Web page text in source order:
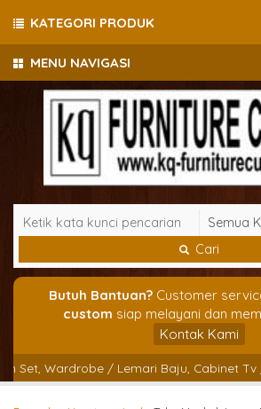
MENU NAVIGASI
Cari
Butuh Bantuan?Customer
custom siap melayani dan
Kontak Kami
Wardrobe / Lemari Baju, Cabinet Tv /
KATEGORI PRODUK